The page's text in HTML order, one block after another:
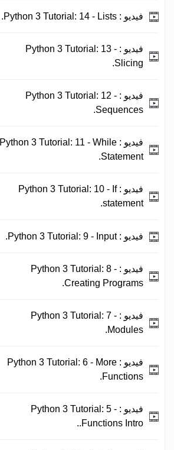
فيديو :
فيديو : Python 3 Tutorial: 13 -
Slicing.
فيديو : Python 3 Tutorial: 12 -
Sequences.
فيديو : Python 3 Tutorial: 11 - While
Statement.
فيديو : Python 3 Tutorial: 10 - If
statement.
فيديو : Python 3 Tutorial: 9 - Input.
فيديو : Python 3 Tutorial: 8 -
Creating Programs.
فيديو : Python 3 Tutorial: 7 -
Modules.
فيديو : Python 3 Tutorial: 6 - More
Functions.
فيديو : Python 3 Tutorial: 5 -
Functions Intro..